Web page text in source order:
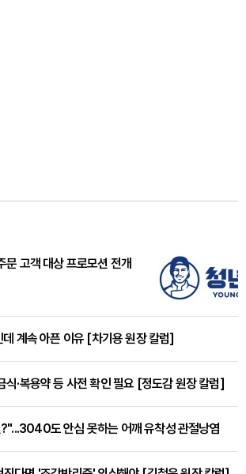
문 고객 대상 프로모션 전개
계속 아픈 이유 [차기용 원장 칼럼]
식·복용약 등 사전 확인 필요 [정도감 원장 칼럼]
도 안심 못하는 어깨 유착성 관절낭염